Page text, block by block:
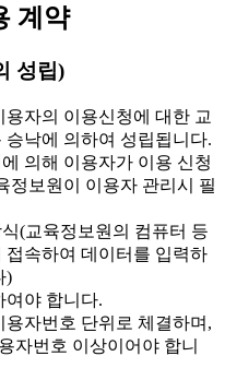
계약
성립)
자의 이용신청에 대한 교
승낙에 의하여 성립됩니다.
의해 이용자가 이용 신청
정보원이 이용자 관리시 필
(교육정보원의 컴퓨터 등
접속하여 데이터를 입력하
)
여야 합니다.
자번호 단위로 체결하며,
자번호 이상이어야 합니